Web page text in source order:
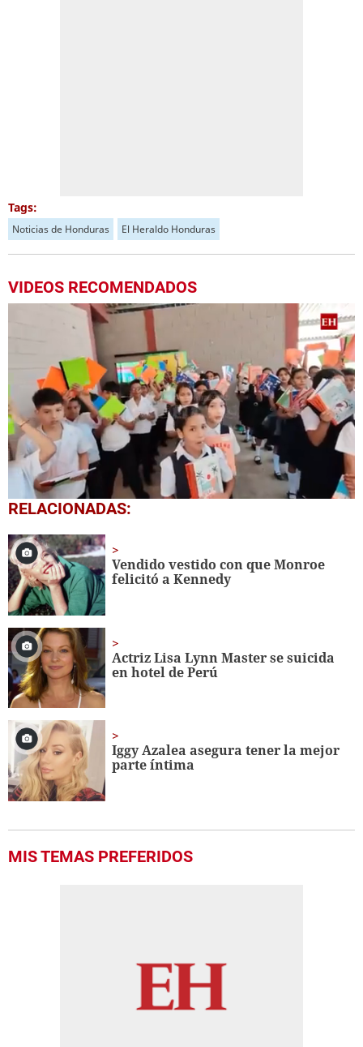
Tags:
Noticias de Honduras El Heraldo Honduras
VIDEOS RECOMENDADOS
0
seconds
1
minute,
56
seconds
RELACIONADAS:
Vendido vestido con que Monroe
felicitó a Kennedy
Actriz Lisa Lynn Master se suicida
en hotel de Perú
Iggy Azalea asegura tener la mejor
parte íntima
MIS TEMAS PREFERIDOS